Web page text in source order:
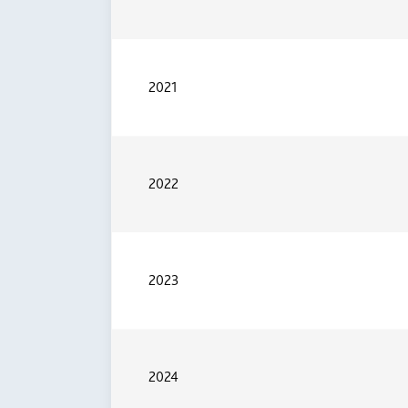
2021
2022
2023
2024